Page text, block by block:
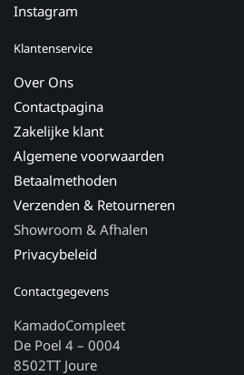
Instagram
Klantenservice
Over Ons
Contactpagina
Zakelijke klant
Algemene voorwaarden
Betaalmethoden
Verzenden & Retourneren
Showroom & Afhalen
Privacybeleid
Contactgegevens
KamadoCompleet
De Poel 4 – 0004
8502TT Joure